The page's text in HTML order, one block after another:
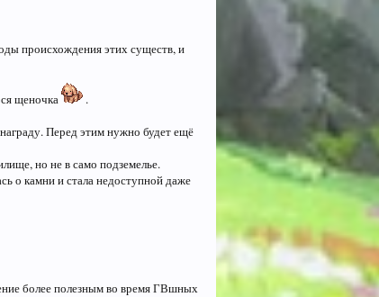
происхождения этих существ, и
щеночка
.
Перед этим нужно будет ещё
но не в само подземелье.
о камни и стала недоступной даже
более полезным во время ГВшных